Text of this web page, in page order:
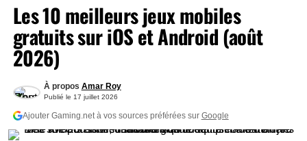
Les 10 meilleurs jeux mobiles
gratuits sur iOS et Android (août
2026)
Publié le 17 juillet 2026
À propos Amar Roy
Ajouter Gaming.net à vos sources préférées sur Google